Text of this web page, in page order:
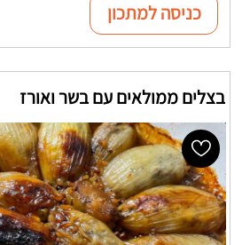
כניסה למתכון
בצלים ממולאים עם בשר ואורז